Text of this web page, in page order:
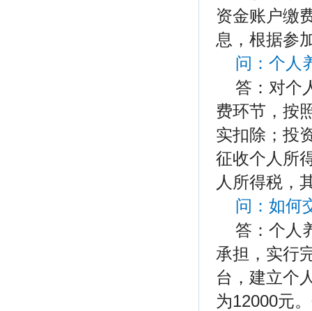
资金账户缴
息，根据参
问： 个人
答：对个
费环节，按
实扣除；投
征收个人所
人所得税，
问：如何
答：个人
承担，实行
台，建立个
为12000元